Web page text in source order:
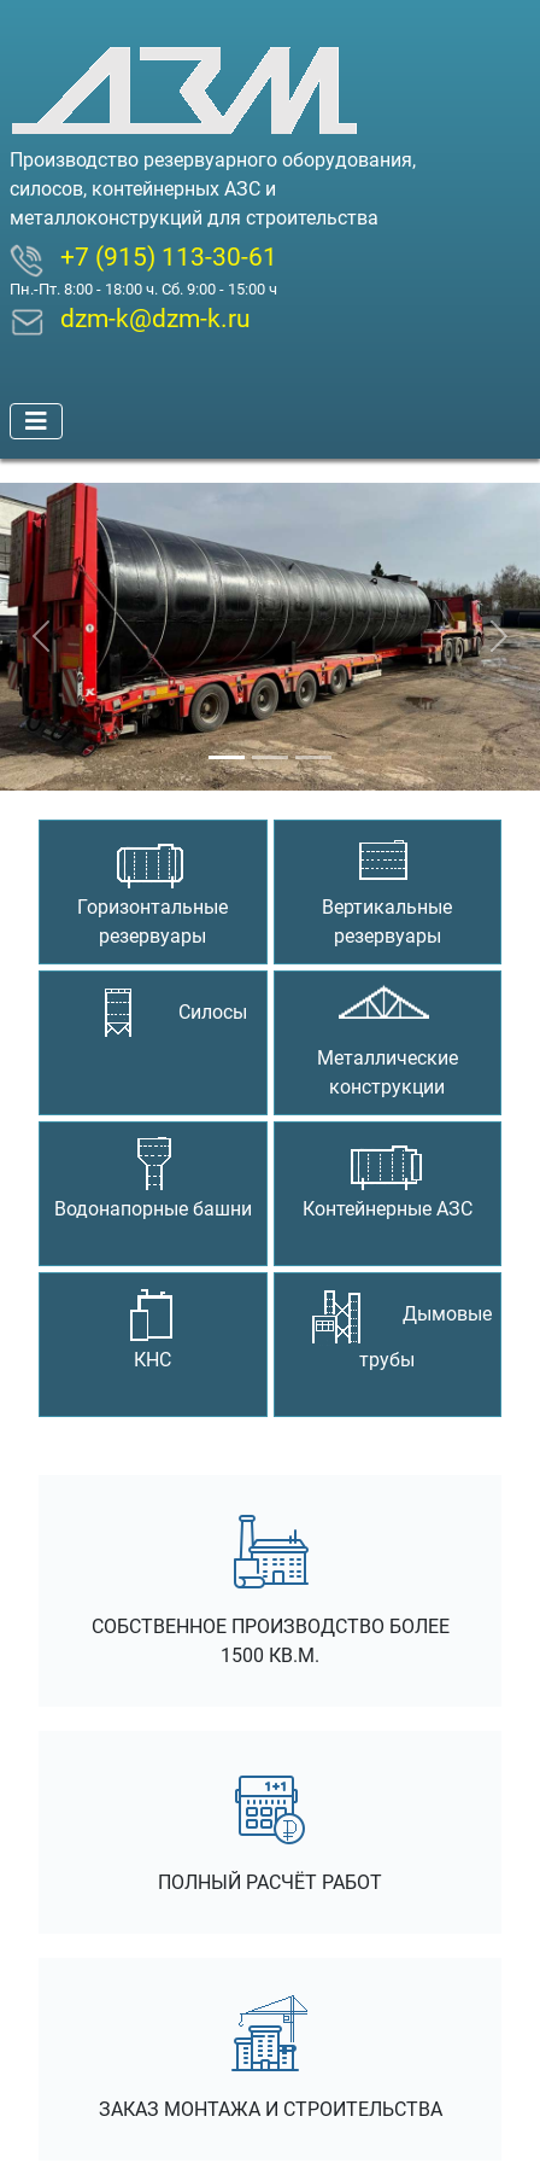
Производство резервуарного оборудования,
силосов, контейнерных АЗС и
металлоконструкций для строительства
+7 (915) 113-30-61
Пн.-Пт. 8:00 - 18:00 ч. Сб. 9:00 - 15:00 ч
dzm-k@dzm-k.ru
Предыдущий
Горизонтальные
резервуары
Вертикальные
резервуары
Силосы
Металлические
конструкции
Водонапорные башни Контейнерные АЗС
КНС
Дымовые
трубы
СОБСТВЕННОЕ ПРОИЗВОДСТВО БОЛЕЕ
1500 КВ.М.
ПОЛНЫЙ РАСЧЁТ РАБОТ
ЗАКАЗ МОНТАЖА И СТРОИТЕЛЬСТВА